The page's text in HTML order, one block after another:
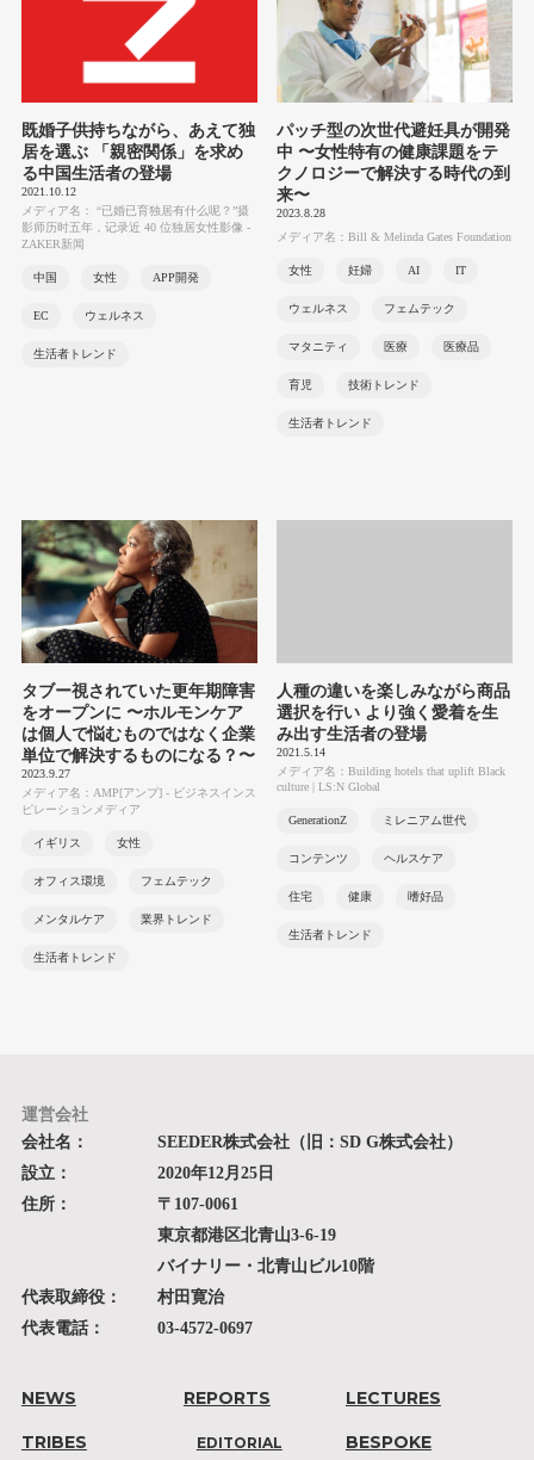
既婚子供持ちながら、あえて独
居を選ぶ 「親密関係」を求め
る中国生活者の登場
2021.10.12
メディア名： “已婚已育独居有什么呢？”摄
影师历时五年，记录近 40 位独居女性影像 -
ZAKER新闻
中国 女性 APP開発
EC ウェルネス
生活者トレンド
パッチ型の次世代避妊具が開発
中 〜女性特有の健康課題をテ
クノロジーで解決する時代の到
来〜
2023.8.28
メディア名：Bill & Melinda Gates Foundation
女性 妊婦 AI IT
ウェルネス フェムテック
マタニティ 医療 医療品
育児 技術トレンド
生活者トレンド
タブー視されていた更年期障害
をオープンに 〜ホルモンケア
は個人で悩むものではなく企業
単位で解決するものになる？〜
2023.9.27
メディア名：AMP[アンプ] - ビジネスインス
ピレーションメディア
イギリス 女性
オフィス環境 フェムテック
メンタルケア 業界トレンド
生活者トレンド
人種の違いを楽しみながら商品
選択を行い より強く愛着を生
み出す生活者の登場
2021.5.14
メディア名：Building hotels that uplift Black
culture | LS:N Global
GenerationZ ミレニアム世代
コンテンツ ヘルスケア
住宅 健康 嗜好品
生活者トレンド
運営会社
会社名：
SEEDER株式会社（旧：SD G株式会社）
設立：
2020年12月25日
住所：
〒107-0061
東京都港区北青山3-6-19
バイナリー・北青山ビル10階
代表取締役：
村田寛治
代表電話：
03-4572-0697
NEWS
TRIBES
REPORTS
EDITORIAL
LECTURES
BESPOKE